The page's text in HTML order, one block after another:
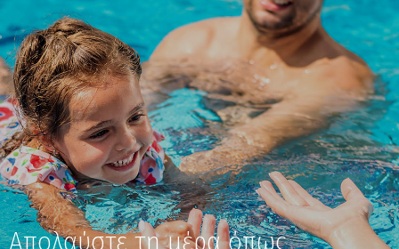
Απολαύστε τη μέρα όπως